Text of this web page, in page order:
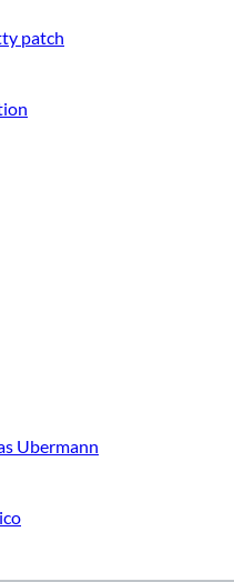
todo lo que tenemos para
de Banquetas y poufs en Sodimac.
de renovación y decoración.
patch
Ubermann